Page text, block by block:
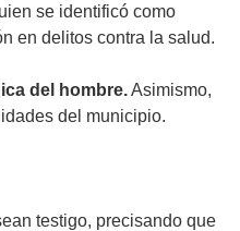
se identificó como
en delitos contra la salud.
del hombre.Asimismo,
del municipio.
testigo, precisando que